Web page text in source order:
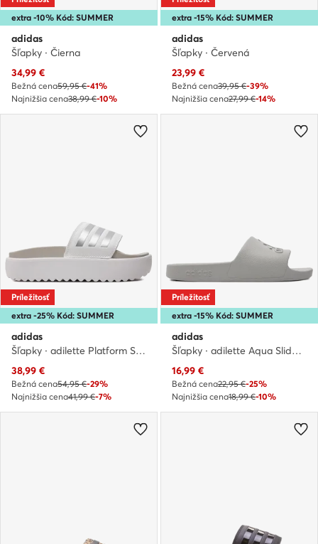
extra -10% Kód: SUMMER
adidas
Šľapky · Čierna
Aktuálna cena
34,99 €
Bežná cena59,95 €-41%
Najnižšia cena38,99 €-10%
extra -15% Kód: SUMMER
adidas
Šľapky · Červená
Aktuálna cena
23,99 €
Bežná cena39,95 €-39%
Najnižšia cena27,99 €-14%
extra -25% Kód: SUMMER
Príležitosť
adidas
Šľapky · adilette Platform Slides IE9703 · Biela
Aktuálna cena
38,99 €
Bežná cena54,95 €-29%
Najnižšia cena41,99 €-7%
extra -15% Kód: SUMMER
Príležitosť
adidas
Šľapky · adilette Aqua Slides IF6068 · Sivá
Aktuálna cena
16,99 €
Bežná cena22,95 €-25%
Najnižšia cena18,99 €-10%